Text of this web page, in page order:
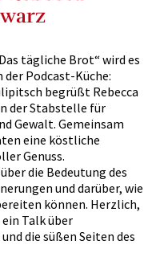
tägliche Brot“ wird es
der Podcast-Küche:
begrüßt Rebecca
der Stabstelle für
Gewalt. Gemeinsam
eine köstliche
Genuss.
die Bedeutung des
und darüber, wie
können. Herzlich,
Talk über
die süßen Seiten des